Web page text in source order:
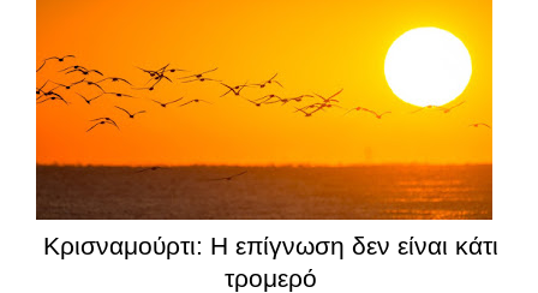
Κρισναμούρτι: Η επίγνωση δεν είναι κάτι
τρομερό